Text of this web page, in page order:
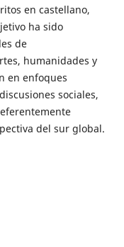
en castellano,
ha sido
de
humanidades y
en enfoques
sociales,
del sur global.